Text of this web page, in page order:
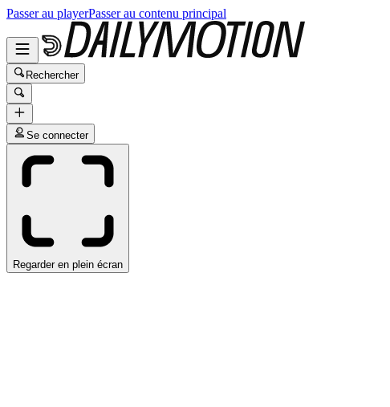
Passer au playerPasser au contenu principal
Rechercher
Se connecter
Regarder en plein écran